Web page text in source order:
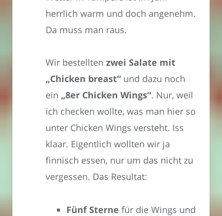
herrlich warm und doch angenehm.
Da muss man raus.
Wir bestellten zwei Salate mit
„Chicken breast“ und dazu noch
ein „8er Chicken Wings“. Nur, weil
ich checken wollte, was man hier so
unter Chicken Wings versteht. Iss
klaar. Eigentlich wollten wir ja
finnisch essen, nur um das nicht zu
vergessen. Das Resultat:
Fünf Sterne für die Wings und